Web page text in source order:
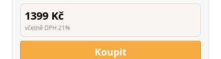
1399 Kč
včetně DPH 21%
Koupit